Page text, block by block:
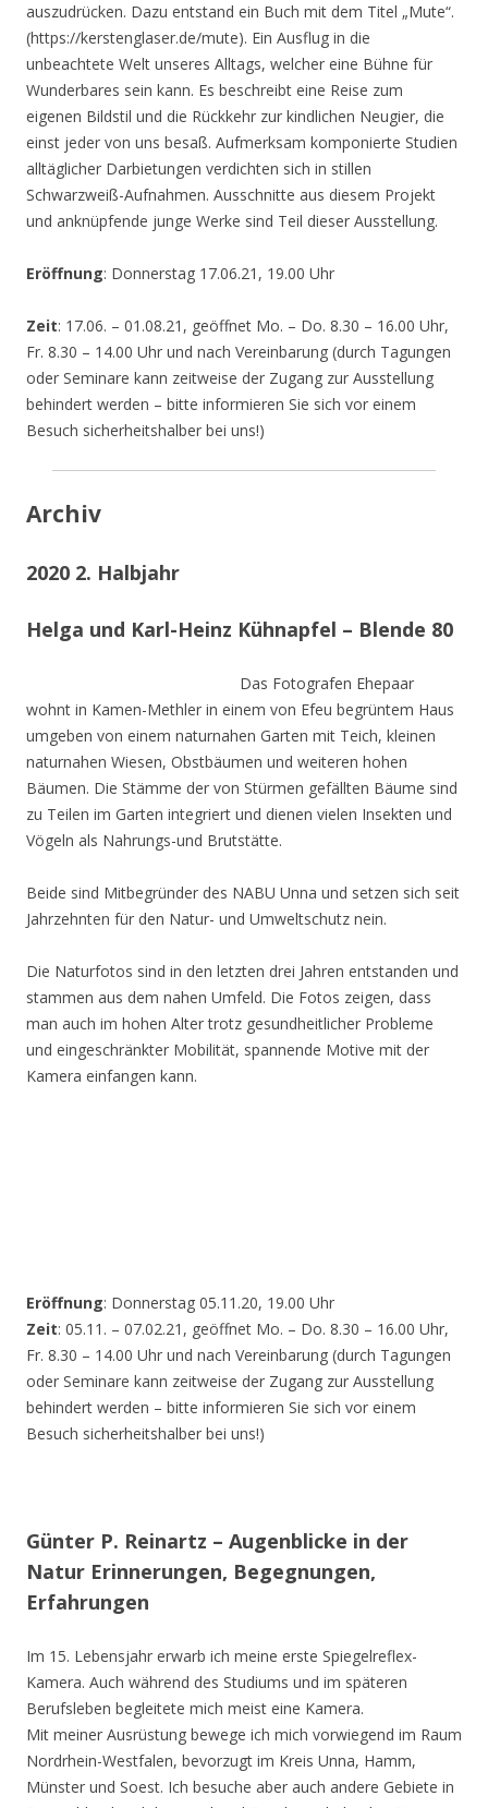
auszudrücken. Dazu entstand ein Buch mit dem Titel „Mute“.
(https://kerstenglaser.de/mute). Ein Ausflug in die
unbeachtete Welt unseres Alltags, welcher eine Bühne für
Wunderbares sein kann. Es beschreibt eine Reise zum
eigenen Bildstil und die Rückkehr zur kindlichen Neugier, die
einst jeder von uns besaß. Aufmerksam komponierte Studien
alltäglicher Darbietungen verdichten sich in stillen
Schwarzweiß-Aufnahmen. Ausschnitte aus diesem Projekt
und anknüpfende junge Werke sind Teil dieser Ausstellung.
Eröffnung: Donnerstag 17.06.21, 19.00 Uhr
Zeit: 17.06. – 01.08.21, geöffnet Mo. – Do. 8.30 – 16.00 Uhr,
Fr. 8.30 – 14.00 Uhr und nach Vereinbarung (durch Tagungen
oder Seminare kann zeitweise der Zugang zur Ausstellung
behindert werden – bitte informieren Sie sich vor einem
Besuch sicherheitshalber bei uns!)
Archiv
2020 2. Halbjahr
Helga und Karl-Heinz Kühnapfel – Blende 80
Das Fotografen Ehepaar
wohnt in Kamen-Methler in einem von Efeu begrüntem Haus
umgeben von einem naturnahen Garten mit Teich, kleinen
naturnahen Wiesen, Obstbäumen und weiteren hohen
Bäumen. Die Stämme der von Stürmen gefällten Bäume sind
zu Teilen im Garten integriert und dienen vielen Insekten und
Vögeln als Nahrungs-und Brutstätte.
Beide sind Mitbegründer des NABU Unna und setzen sich seit
Jahrzehnten für den Natur- und Umweltschutz nein.
Die Naturfotos sind in den letzten drei Jahren entstanden und
stammen aus dem nahen Umfeld. Die Fotos zeigen, dass
man auch im hohen Alter trotz gesundheitlicher Probleme
und eingeschränkter Mobilität, spannende Motive mit der
Kamera einfangen kann.
Eröffnung: Donnerstag 05.11.20, 19.00 Uhr
Zeit: 05.11. – 07.02.21, geöffnet Mo. – Do. 8.30 – 16.00 Uhr,
Fr. 8.30 – 14.00 Uhr und nach Vereinbarung (durch Tagungen
oder Seminare kann zeitweise der Zugang zur Ausstellung
behindert werden – bitte informieren Sie sich vor einem
Besuch sicherheitshalber bei uns!)
Günter P. Reinartz – Augenblicke in der
Natur Erinnerungen, Begegnungen,
Erfahrungen
Im 15. Lebensjahr erwarb ich meine erste Spiegelreflex-
Kamera. Auch während des Studiums und im späteren
Berufsleben begleitete mich meist eine Kamera.
Mit meiner Ausrüstung bewege ich mich vorwiegend im Raum
Nordrhein-Westfalen, bevorzugt im Kreis Unna, Hamm,
Münster und Soest. Ich besuche aber auch andere Gebiete in